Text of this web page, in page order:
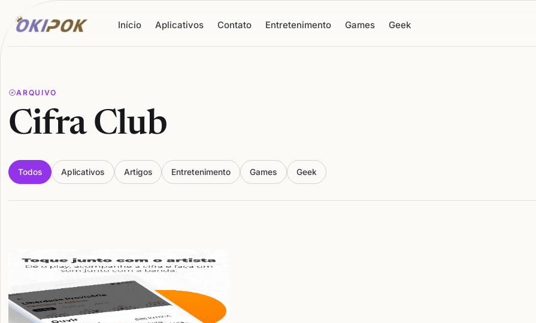
Início Aplicativos Contato Entretenimento Games Geek
ARQUIVO
Cifra Club
Todos Aplicativos Artigos Entretenimento Games Geek
Articles